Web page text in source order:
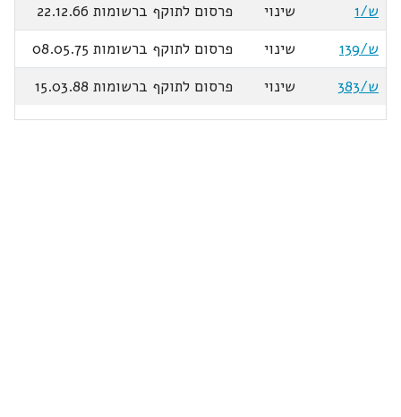
ש/1
שינוי
פרסום לתוקף ברשומות 22.12.66
ש/139
שינוי
פרסום לתוקף ברשומות 08.05.75
ש/383
שינוי פרסום לתוקף ברשומות 15.03.88